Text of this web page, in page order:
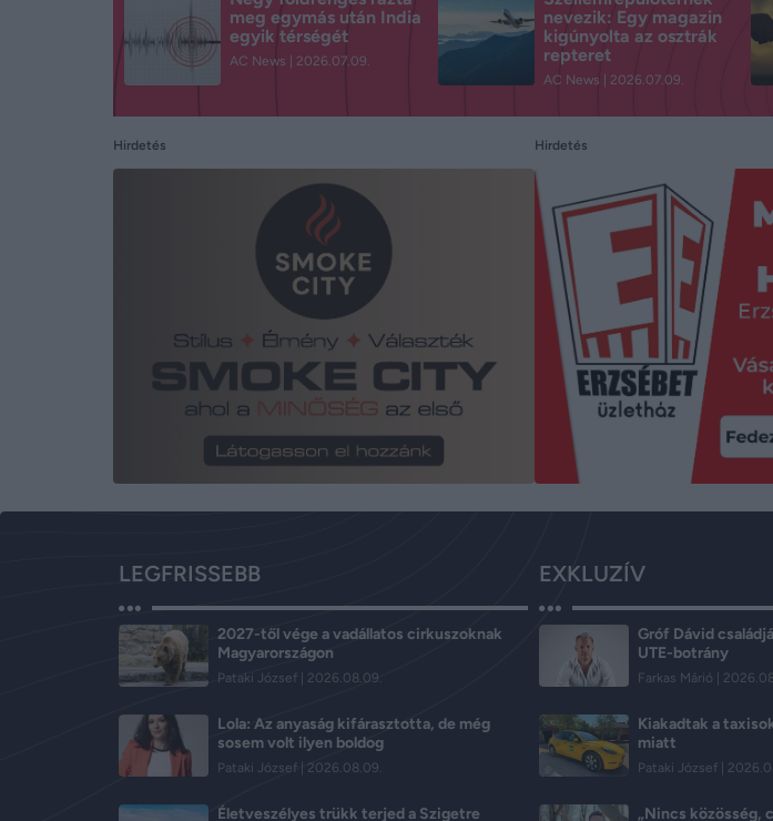
meg egymás után India
egyik térségét
AC News 2026.07.09.
nevezik: Egy magazin
kigúnyolta az osztrák
repteret
AC News 2026.07.09.
Hirdetés Hirdetés
LEGFRISSEBB
2027-től vége a vadállatos cirkuszoknak
Magyarországon
Pataki József 2026.08.09.
Lola: Az anyaság kifárasztotta, de még
sosem volt ilyen boldog
Pataki József 2026.08.09.
Életveszélyes trükk terjed a Szigetre
EXKLUZÍV
Gróf Dávid
UTE-botrány
Farkas Márió
Kiakadtak a
miatt
Pataki József
„Nincs közösség,